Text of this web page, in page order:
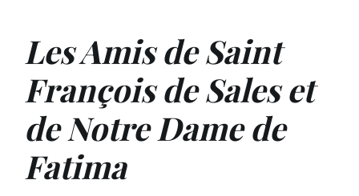
Les Amis de Saint
François de Sales et
de Notre Dame de
Fatima